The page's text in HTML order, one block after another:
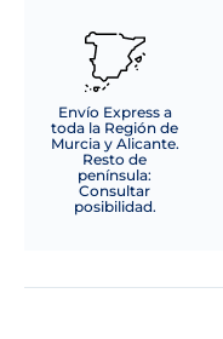
Envío Express a
toda la Región de
Murcia y Alicante.
Resto de
península:
Consultar
posibilidad.